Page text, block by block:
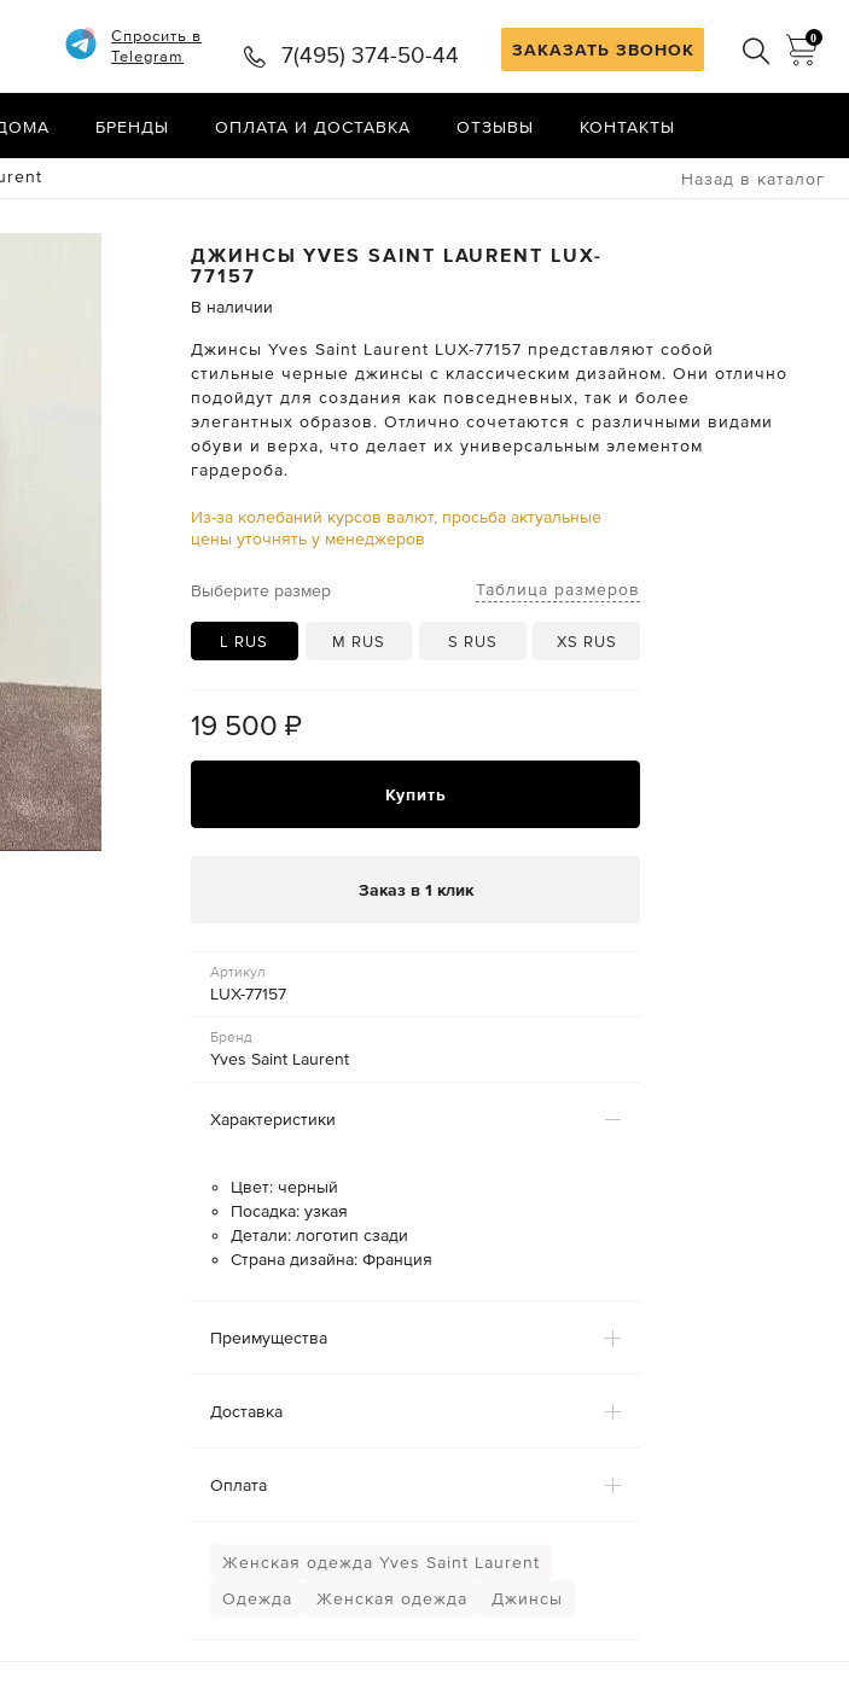
ЗАКАЗАТЬ ЗВОНОК
0
Спросить в
Telegram
7(495) 374-50-44
БРЕНДЫ ОПЛАТА И ДОСТАВКА ОТЗЫВЫ КОНТАКТЫ
Назад в каталог
ДЖИНСЫYVES SAINT LAURENT LUX-
77157
В наличии
Джинсы Yves Saint Laurent LUX-77157 представляют собой
стильные черные джинсы с классическим дизайном. Они отлично
подойдут для создания как повседневных, так и более
элегантных образов. Отлично сочетаются с различными видами
обуви и верха, что делает их универсальным элементом
гардероба.
Из-за колебаний курсов валют, просьба актуальные
цены уточнять у менеджеров
Выберите размер Таблица размеров
L RUS M RUS S RUS XS RUS
19 500 ₽
Купить
Заказ в 1 клик
Артикул
LUX-77157
Бренд
Yves Saint Laurent
Характеристики
Цвет: черный
Посадка: узкая
Детали: логотип сзади
Страна дизайна: Франция
Преимущества
Доставка
Оплата
Женская одежда Yves Saint Laurent
Одежда
Женская одежда Джинсы